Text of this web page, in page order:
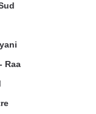
Raa